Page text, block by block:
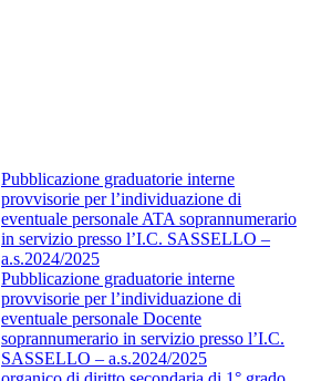
Pubblicazione graduatorie interne
provvisorie per l’individuazione di
eventuale personale ATA soprannumerario
in servizio presso l’I.C. SASSELLO –
a.s.2024/2025
Pubblicazione graduatorie interne
provvisorie per l’individuazione di
eventuale personale Docente
soprannumerario in servizio presso l’I.C.
SASSELLO – a.s.2024/2025